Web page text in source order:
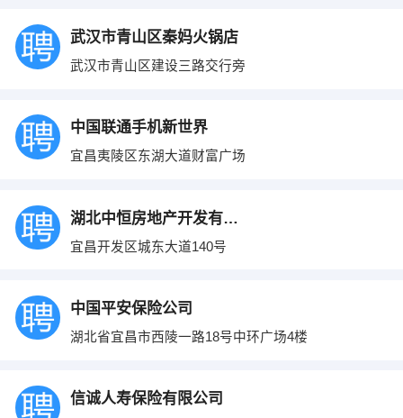
武汉市青山区秦妈火锅店
武汉市青山区建设三路交行旁
中国联通手机新世界
宜昌夷陵区东湖大道财富广场
湖北中恒房地产开发有限公司
宜昌开发区城东大道140号
中国平安保险公司
湖北省宜昌市西陵一路18号中环广场4楼
信诚人寿保险有限公司